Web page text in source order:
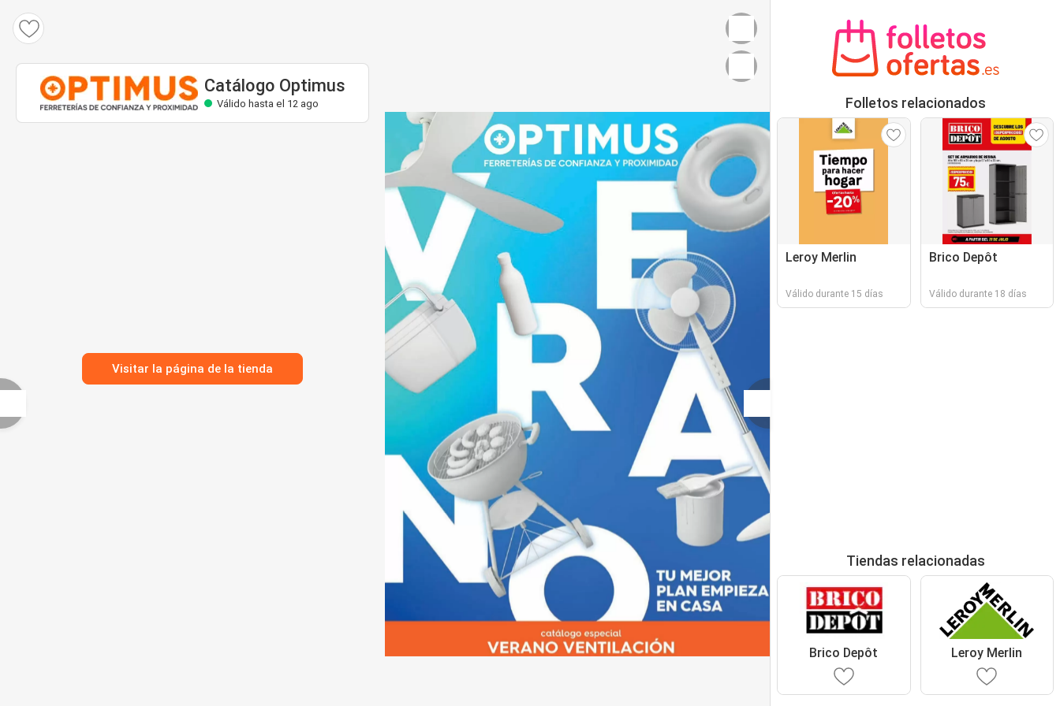
Catálogo Optimus
Válido hasta el 12 ago
Visitar la página de la tienda
Folletos relacionados
Leroy Merlin
Válido durante 15 días
Brico Depôt
Válido durante 18 días
Tiendas relacionadas
Brico Depôt Leroy Merlin